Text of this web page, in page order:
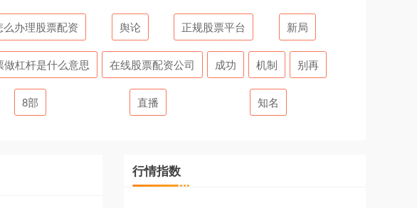
么办理股票配资 舆论 正规股票平台 新局
做杠杆是什么意思 在线股票配资公司 成功 机制 别再
8部 直播 知名
行情指数